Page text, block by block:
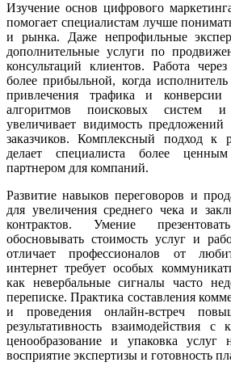
Изучение основ цифрового
помогает специалистам лучше
и рынка. Даже непрофильные
дополнительные услуги по
консультаций клиентов. Работа
более прибыльной, когда
привлечения трафика и конверсии
алгоритмов поисковых систем
увеличивает видимость
заказчиков. Комплексный подход к
делает специалиста более
партнером для компаний.
Развитие навыков переговоров и
для увеличения среднего чека и
контрактов. Умение
обосновывать стоимость услуг и
отличает профессионалов от
интернет требует особых
как невербальные сигналы часто
переписке. Практика составления
и проведения онлайн-встреч
результативность взаимодействия с
ценообразование и упаковка
восприятие экспертизы и готовность